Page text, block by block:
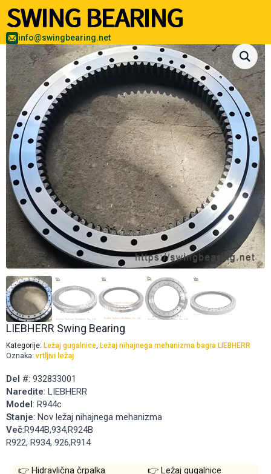
info@swingbearing.net
LIEBHERR Swing Bearing
Kategorije: Ležaj gugalnice, Ležaj nihajnega mehanizma bagra LIEBHERR
Oznaka:vrtljivi ležaj
Del #: 932833001
Naredite: LIEBHERR
Model: R944c
Stanje: Nov ležaj nihajnega mehanizma
Več:R944B,934,R924B
R922, R934, 926,R914
Hidravlična črpalka
Ležaj gugalnice